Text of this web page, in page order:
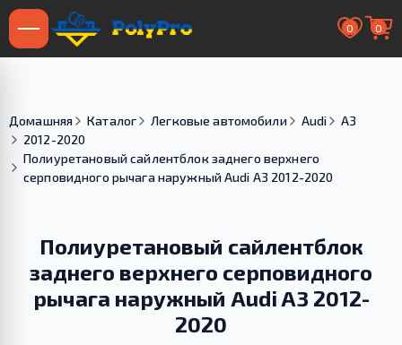
0 0
Домашняя Каталог Легковые автомобили Audi
A3
2012-2020
Полиуретановый сайлентблок заднего верхнего
серповидного рычага наружный Audi A3 2012-2020
Полиуретановый сайлентблок
заднего верхнего серповидного
рычага наружный Audi A3 2012-
2020